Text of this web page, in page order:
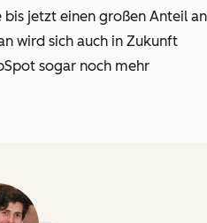
jetzt einen großen Anteil an
wird sich auch in Zukunft
sogar noch mehr